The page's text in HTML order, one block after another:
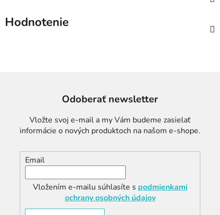
Hodnotenie
Odoberať newsletter
Vložte svoj e-mail a my Vám budeme zasielať
informácie o nových produktoch na našom e-shope.
Email
Vložením e-mailu súhlasíte s podmienkami
ochrany osobných údajov